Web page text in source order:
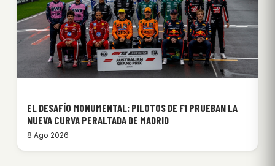
EL DESAFÍO MONUMENTAL: PILOTOS DE F1 PRUEBAN LA
NUEVA CURVA PERALTADA DE MADRID
8 Ago 2026